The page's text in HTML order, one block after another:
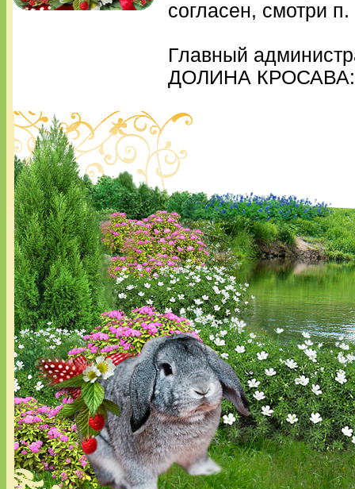
согласен, смотри п.
Главный
ДОЛИНА